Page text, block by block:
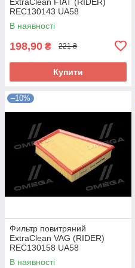
REC130143 UA58
В наявності
198,90 ₴ 221 ₴
Купити
–10%
Фильтр повитряний
ExtraClean VAG (RIDER)
REC130158 UA58
В наявності